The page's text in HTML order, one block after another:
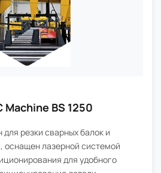
Machine BS 1250
резки сварных балок и
оснащен лазерной системой
для удобного